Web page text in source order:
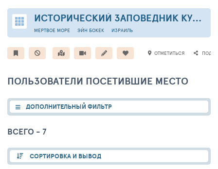
ИСТОРИЧЕСКИЙ ЗАПОВЕДНИК КУМРАН
ИЗРАИЛЬ
МЕРТВОЕ МОРЕ ЭЙН БОКЕК
ОТМЕТИТЬСЯ
ПОЛЬЗОВАТЕЛИ ПОСЕТИВШИЕ МЕСТО
ДОПОЛНИТЕЛЬНЫЙ ФИЛЬТР
ВСЕГО - 7
СОРТИРОВКА И ВЫВОД